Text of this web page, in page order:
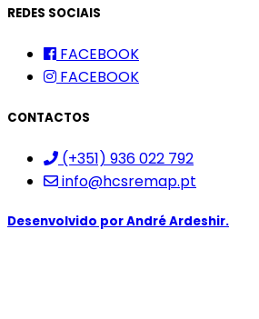
REDES SOCIAIS
FACEBOOK
FACEBOOK
CONTACTOS
(+351) 936 022 792
info@hcsremap.pt
Desenvolvido porAndré Ardeshir.